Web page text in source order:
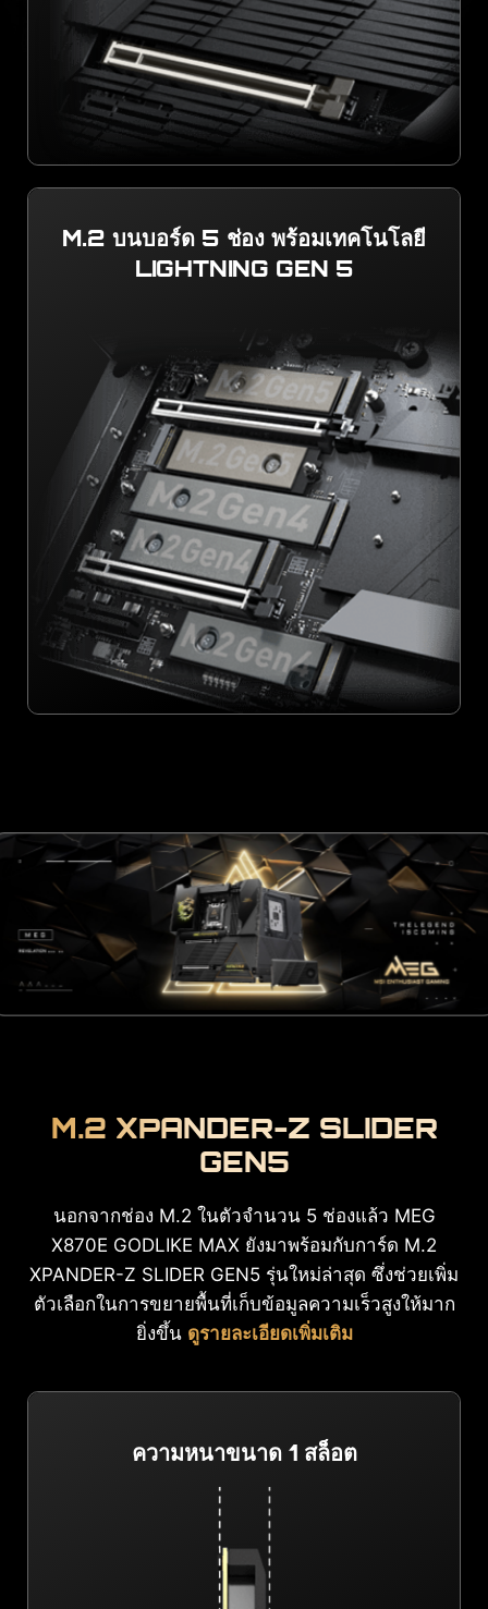
M.2 บนบอร์ด 5 ช่อง พร้อมเทคโนโลยี
LIGHTNING GEN 5
M.2 XPANDER-Z SLIDER
GEN5
นอกจากช่อง M.2 ในตัวจำนวน 5 ช่องแล้ว MEG
X870E GODLIKE MAX ยังมาพร้อมกับการ์ด M.2
XPANDER-Z SLIDER GEN5 รุ่นใหม่ล่าสุด ซึ่งช่วยเพิ่ม
ตัวเลือกในการขยายพื้นที่เก็บข้อมูลความเร็วสูงให้มาก
ยิ่งขึ้น ดูรายละเอียดเพิ่มเติม
ความหนาขนาด 1 สล็อต